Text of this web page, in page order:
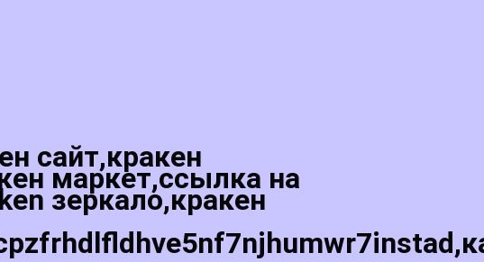
сайт,кракен
маркет,ссылка на
зеркало,кракен